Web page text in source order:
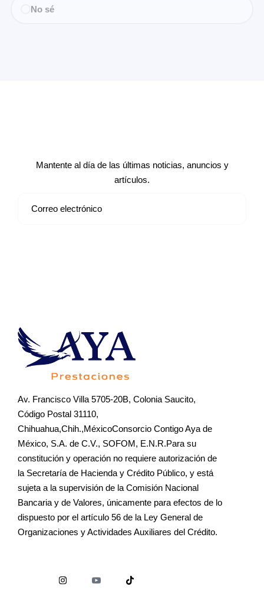
No sé
Mantente al día de las últimas noticias, anuncios y
artículos.
Av. Francisco Villa 5705-20B, Colonia Saucito,
Código Postal 31110,
Chihuahua,Chih.,MéxicoConsorcio Contigo Aya de
México, S.A. de C.V., SOFOM, E.N.R.Para su
constitución y operación no requiere autorización de
la Secretaría de Hacienda y Crédito Público, y está
sujeta a la supervisión de la Comisión Nacional
Bancaria y de Valores, únicamente para efectos de lo
dispuesto por el artículo 56 de la Ley General de
Organizaciones y Actividades Auxiliares del Crédito.